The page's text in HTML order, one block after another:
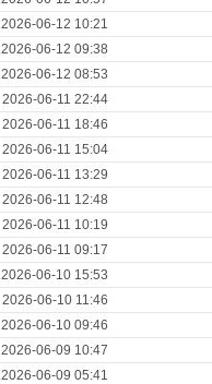
2026-06-12 10:21
2026-06-12 09:38
2026-06-12 08:53
2026-06-11 22:44
2026-06-11 18:46
2026-06-11 15:04
2026-06-11 13:29
2026-06-11 12:48
2026-06-11 10:19
2026-06-11 09:17
2026-06-10 15:53
2026-06-10 11:46
2026-06-10 09:46
2026-06-09 10:47
2026-06-09 05:41